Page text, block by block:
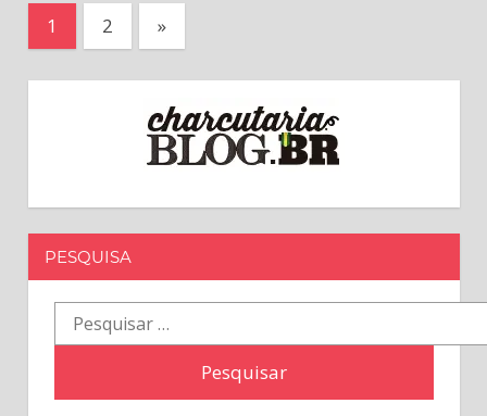
Paginação
1 2
Next
Posts
»
PESQUISA
Pesquisar
por: